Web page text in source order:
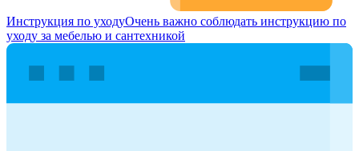
Инструкция по уходуОчень важно соблюдать инструкцию по
уходу за мебелью и сантехникой